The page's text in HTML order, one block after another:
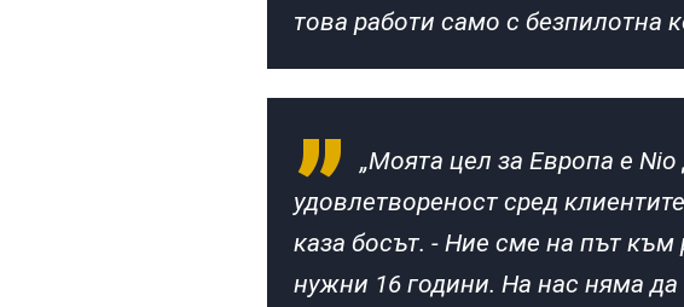
това работи само с безпилотна
„Моята цел за Европа е
удовлетвореност сред
каза босът. - Ние сме на път към
нужни 16 години. На нас няма да